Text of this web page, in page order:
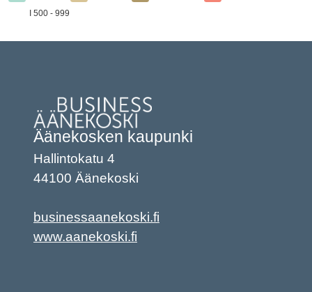
Äänekosken kaupunki
Hallintokatu 4
44100 Äänekoski
businessaanekoski.fi
www.aanekoski.fi